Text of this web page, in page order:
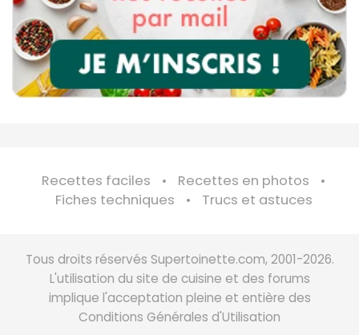
Recettes faciles
Recettes en photos
Fiches techniques
Trucs et astuces
Tous droits réservés Supertoinette.com, 2001-2026.
L'utilisation du site de cuisine et des forums
implique l'acceptation pleine et entière des
Conditions Générales d'Utilisation